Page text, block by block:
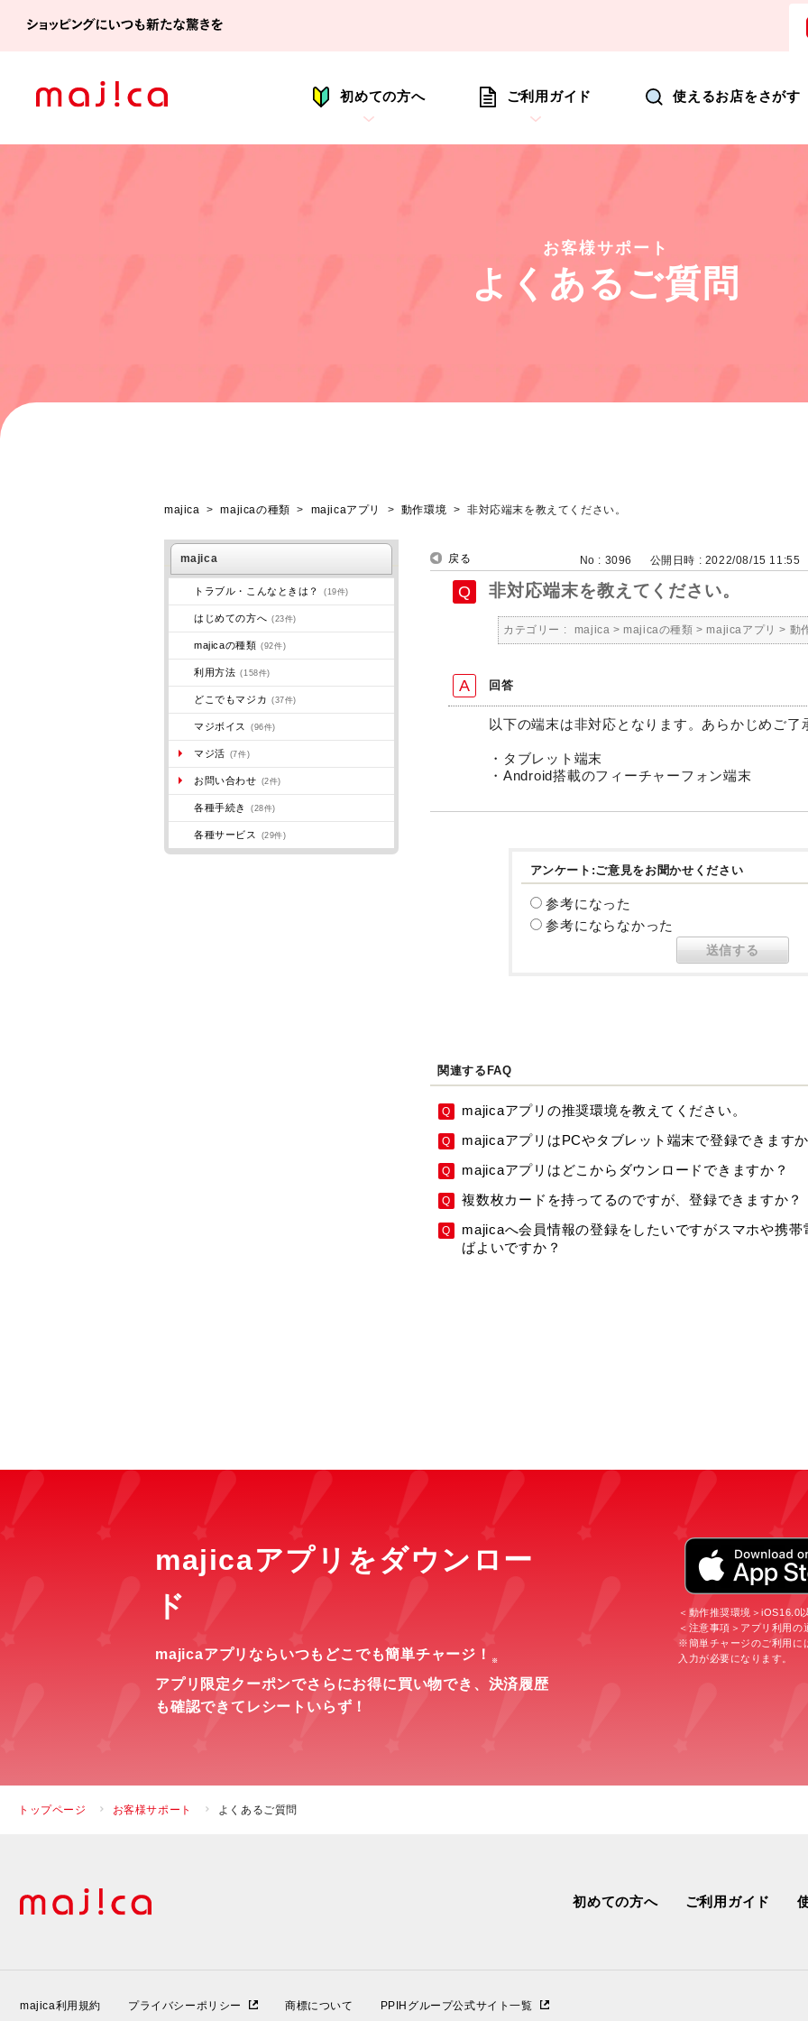
初めての方へ ご利用ガイド 使えるお店をさがす
お客様サポート
よくあるご質問
majica > majicaの種類 > majicaアプリ > 動作環境 > 非対応端末を教えてください。
majica
トラブル・こんなときは？ (19件)
はじめての方へ (23件)
majicaの種類 (92件)
利用方法 (158件)
どこでもマジカ (37件)
マジボイス (96件)
マジ活 (7件)
お問い合わせ (2件)
各種手続き (28件)
各種サービス (29件)
戻る No : 3096 公開日時 : 2022/08/15 11:55
非対応端末を教えてください。
カテゴリー : majica >majicaの種類 >majicaアプリ > 動
回答
以下の端末は非対応となります。あらかじめご了
・タブレット端末
・Android搭載のフィーチャーフォン端末
アンケート:ご意見をお聞かせください
参考になった
参考にならなかった
関連するFAQ
majicaアプリの推奨環境を教えてください。
majicaアプリはPCやタブレット端末で登録できます
majicaアプリはどこからダウンロードできますか？
複数枚カードを持ってるのですが、登録できますか？
majicaへ会員情報の登録をしたいですがスマホや携
ばよいですか？
majicaアプリをダウンロー
ド
majicaアプリならいつもどこでも簡単チャージ！ ※
アプリ限定クーポンでさらにお得に買い物でき、 決済履歴
も確認できてレシートいらず！
＜動作推奨環境＞iOS16.0
＜注意事項＞アプリ利用
※簡単チャージのご利用に
入力が必要になります。
トップページ お客様サポート よくあるご質問
初めての方へ ご利用ガイド
majica利用規約 プライバシーポリシー 商標について PPIHグループ公式サイト一覧